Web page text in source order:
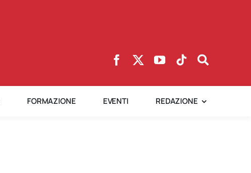
FORMAZIONE EVENTI REDAZIONE